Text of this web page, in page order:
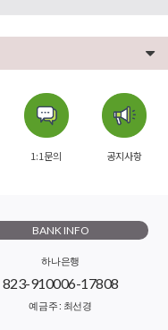
1:1문의 공지사항
BANK INFO
하나은행
823-910006-17808
예금주 : 최선경